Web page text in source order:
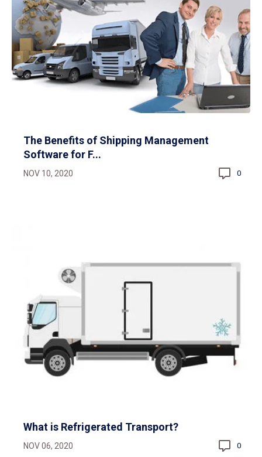
The Benefits of Shipping Management
Software for F...
NOV 10, 2020 0
What is Refrigerated Transport?
NOV 06, 2020 0